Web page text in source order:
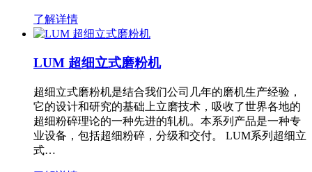
了解详情
LUM 超细立式磨粉机
超细立式磨粉机是结合我们公司几年的磨机生产经验，
它的设计和研究的基础上立磨技术，吸收了世界各地的
超细粉碎理论的一种先进的轧机。本系列产品是一种专
业设备，包括超细粉碎，分级和交付。 LUM系列超细立
式…